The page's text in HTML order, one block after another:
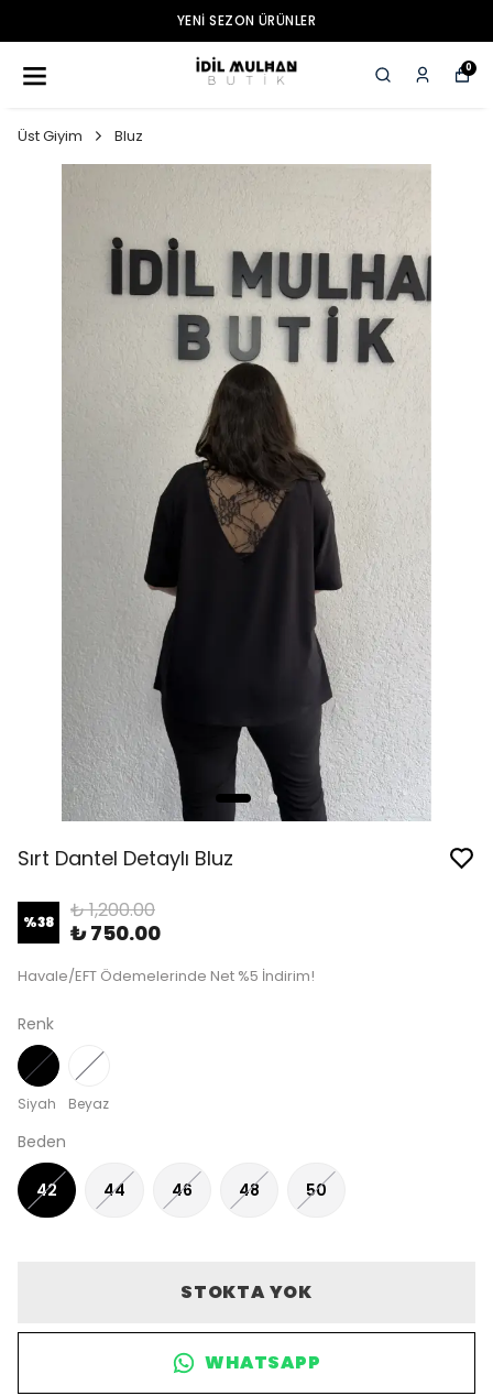
YENI SEZON ÜRÜNLER
0
Üst Giyim Bluz
Sırt Dantel Detaylı Bluz
%38 ₺ 1,200.00
₺ 750.00
Havale/EFT Ödemelerinde Net %5 İndirim!
Renk
Siyah Beyaz
Beden
42 44 46 48 50
STOKTA YOK
WHATSAPP